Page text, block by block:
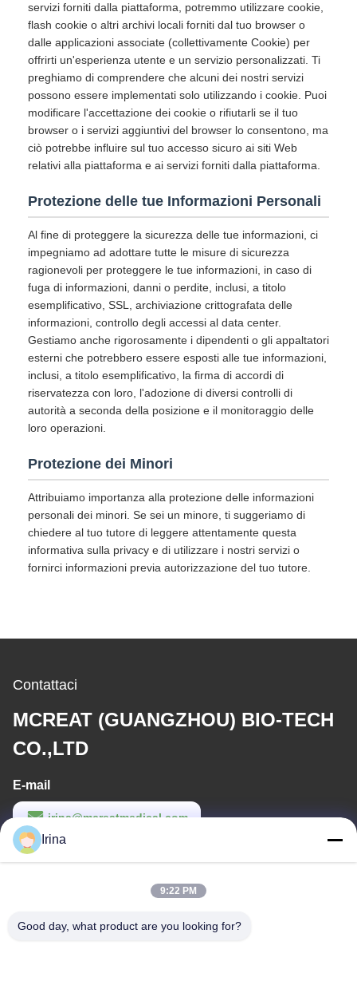
servizi forniti dalla piattaforma, potremmo utilizzare cookie,
flash cookie o altri archivi locali forniti dal tuo browser o
dalle applicazioni associate (collettivamente Cookie) per
offrirti un'esperienza utente e un servizio personalizzati. Ti
preghiamo di comprendere che alcuni dei nostri servizi
possono essere implementati solo utilizzando i cookie. Puoi
modificare l'accettazione dei cookie o rifiutarli se il tuo
browser o i servizi aggiuntivi del browser lo consentono, ma
ciò potrebbe influire sul tuo accesso sicuro ai siti Web
relativi alla piattaforma e ai servizi forniti dalla piattaforma.
Protezione delle tue Informazioni Personali
Al fine di proteggere la sicurezza delle tue informazioni, ci
impegniamo ad adottare tutte le misure di sicurezza
ragionevoli per proteggere le tue informazioni, in caso di
fuga di informazioni, danni o perdite, inclusi, a titolo
esemplificativo, SSL, archiviazione crittografata delle
informazioni, controllo degli accessi al data center.
Gestiamo anche rigorosamente i dipendenti o gli appaltatori
esterni che potrebbero essere esposti alle tue informazioni,
inclusi, a titolo esemplificativo, la firma di accordi di
riservatezza con loro, l'adozione di diversi controlli di
autorità a seconda della posizione e il monitoraggio delle
loro operazioni.
Protezione dei Minori
Attribuiamo importanza alla protezione delle informazioni
personali dei minori. Se sei un minore, ti suggeriamo di
chiedere al tuo tutore di leggere attentamente questa
informativa sulla privacy e di utilizzare i nostri servizi o
fornirci informazioni previa autorizzazione del tuo tutore.
Contattaci
MCREAT (GUANGZHOU) BIO-TECH
CO.,LTD
E-mail
irina@mcreatmedical.com
Orario di lavoro
Irina
9:22 PM
Good day, what product are you looking for?